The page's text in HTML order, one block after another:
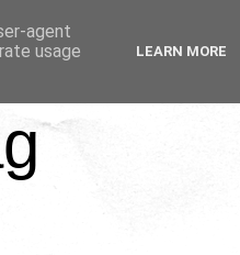
agent
usage
LEARN MORE